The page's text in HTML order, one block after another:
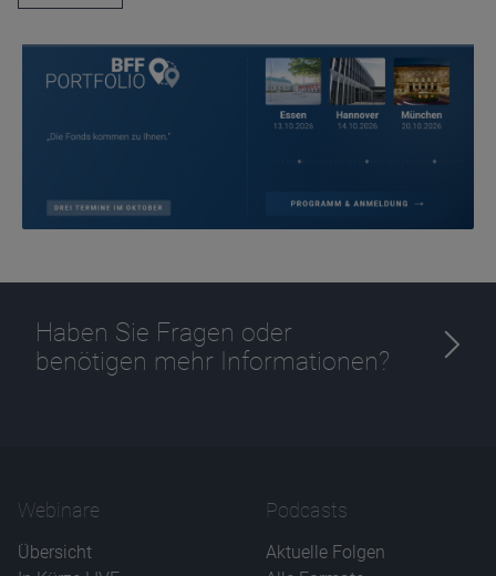
Haben Sie Fragen oder
benötigen mehr Informationen?
Webinare
Übersicht
Podcasts
Aktuelle Folgen
D&C
Zweck